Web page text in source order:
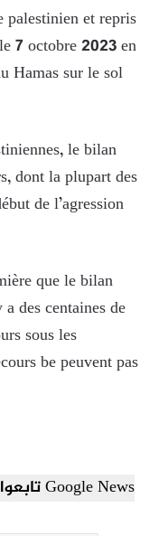
palestinien et repris
7 octobre 2023 en
Hamas sur le sol
le bilan
dont la plupart des
de l’agression
que le bilan
des centaines de
sous les
be peuvent pas
تابعوا آخر أخبار الأوبزرفر العربي عبر Google News